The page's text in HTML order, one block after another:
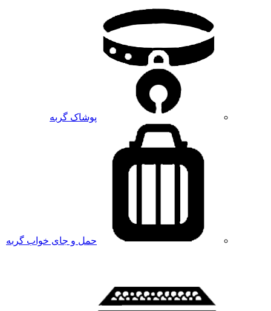
پوشاک گربه
حمل و جای خواب گربه